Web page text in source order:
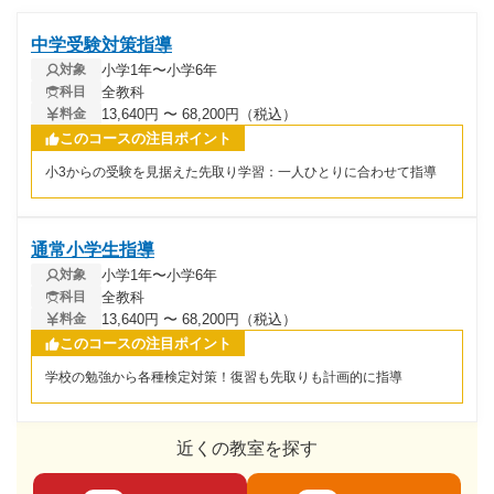
中学受験対策指導
対象 小学1年〜小学6年
科目 全教科
料金
13,640円 〜 68,200円（税込）
このコースの注目ポイント
小3からの受験を見据えた先取り学習：一人ひとりに合わせて指導
通常小学生指導
対象 小学1年〜小学6年
科目 全教科
料金
13,640円 〜 68,200円（税込）
このコースの注目ポイント
学校の勉強から各種検定対策！復習も先取りも計画的に指導
近くの教室を探す